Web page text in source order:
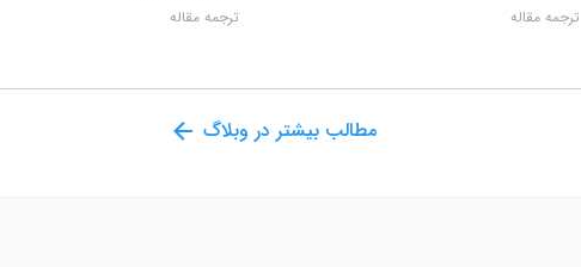
ترجمه مقاله ترجمه مقاله
مطالب بیشتر در وبلاگ